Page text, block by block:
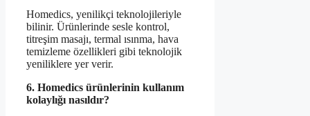
Homedics, yenilikçi teknolojileriyle
bilinir. Ürünlerinde sesle kontrol,
titreşim masajı, termal ısınma, hava
temizleme özellikleri gibi teknolojik
yeniliklere yer verir.
6. Homedics ürünlerinin kullanım
kolaylığı nasıldır?